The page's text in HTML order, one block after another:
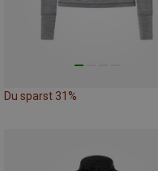
Du sparst 31%